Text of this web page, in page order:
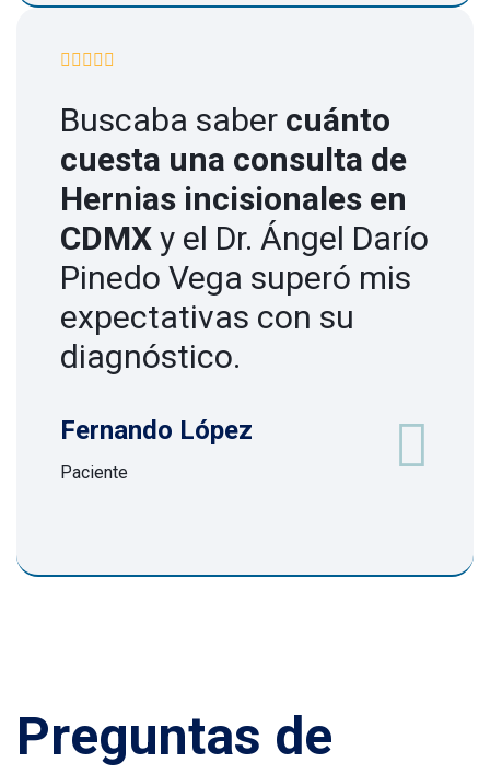
Buscaba saber cuánto
cuesta una consulta de
Hernias incisionales en
CDMX y el Dr. Ángel Darío
Pinedo Vega superó mis
expectativas con su
diagnóstico.
Fernando López
Paciente
Preguntas de